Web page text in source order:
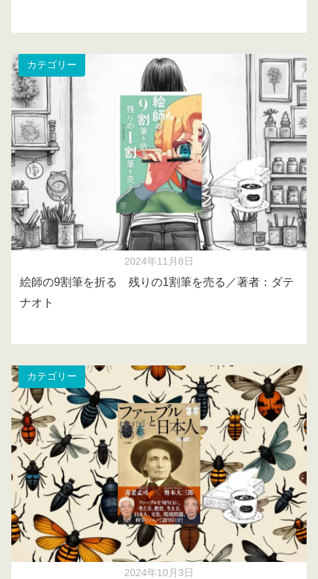
カテゴリー
2024年11月8日
絵師の9割筆を折る 残りの1割筆を売る／著者：ダテ
ナオト
カテゴリー
2024年10月3日